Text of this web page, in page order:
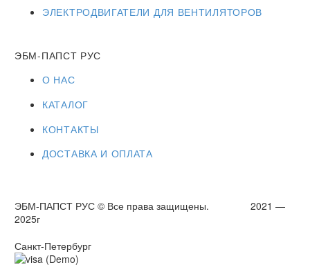
ЭЛЕКТРОДВИГАТЕЛИ ДЛЯ ВЕНТИЛЯТОРОВ
ЭБМ-ПАПСТ РУС
О НАС
КАТАЛОГ
КОНТАКТЫ
ДОСТАВКА И ОПЛАТА
ЭБМ-ПАПСТ РУС © Все права защищены. 2021 —
2025г
Санкт-Петербург